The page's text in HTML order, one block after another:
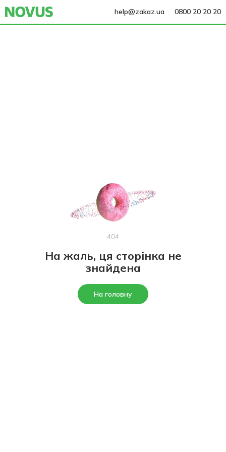
help@zakaz.ua 0800 20 20 20
404
На жаль, ця сторінка не
знайдена
На головну